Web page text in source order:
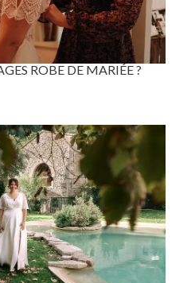
ROBE DE MARIÉE ?